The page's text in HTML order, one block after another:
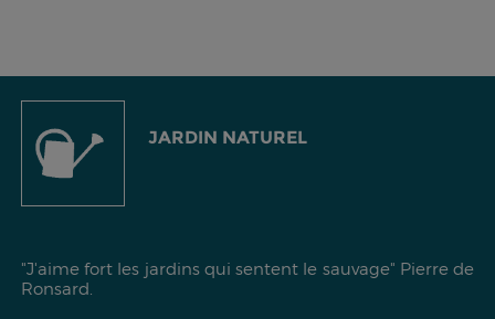
JARDIN NATUREL
"J'aime fort les jardins qui sentent le sauvage" Pierre de
Ronsard.